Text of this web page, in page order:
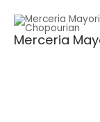
contenido
Merceria